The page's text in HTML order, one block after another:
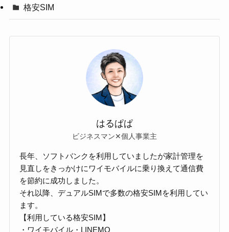
格安SIM
はるぱぱ
ビジネスマン✕個人事業主
長年、ソフトバンクを利用していましたが家計管理を
見直しをきっかけにワイモバイルに乗り換えて通信費
を節約に成功しました。
それ以降、デュアルSIMで多数の格安SIMを利用してい
ます。
【利用している格安SIM】
・ワイモバイル・LINEMO